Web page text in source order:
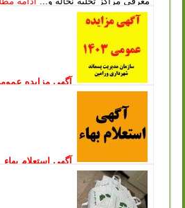
آگهی مزایده
انتشار: یکشنبه, 09 ارديبهشت 1403
سازمان مدیریت پسماندشهرداری
پسماندهای با ارزش مرکز دفن
مزایده عمومی به اشخاص حقیقی و...
آگهی استعلام بهاء
انتشار: چهارشنبه, 15 آذر 1402
سازمان مدیریت پسماند شهرداری
آوری و زنده گیری سگ های
انعقاد قرارداد با پیمانکار واجد...